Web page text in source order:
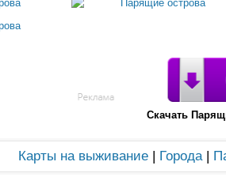
Скачать
Карты на выживание| Города|